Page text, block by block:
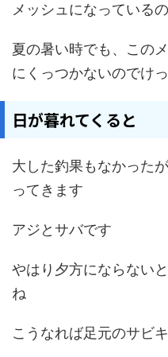
メッシュになっている
夏の暑い時でも、この
にくっつかないのでけ
日が暮れてくると
大した釣果もなかった
ってきます
アジとサバです
やはり夕方にならない
ね
こうなれば足元のサビ